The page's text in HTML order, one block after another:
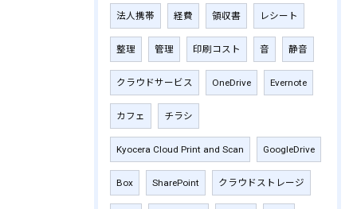
法人携帯 経費 領収書 レシート
整理 管理 印刷コスト 音 静音
クラウドサービス OneDrive Evernote
カフェ チラシ
Kyocera Cloud Print and Scan GoogleDrive
Box SharePoint クラウドストレージ